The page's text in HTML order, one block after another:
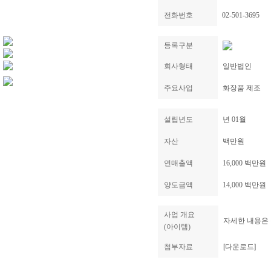
전화번호 02-501-3695
등록구분
회사형태 일반법인
주요사업 화장품 제조
설립년도 년 01월
자산 백만원
연매출액 16,000 백만원
양도금액 14,000 백만원
사업 개요
(아이템)
자세한 내용은
첨부자료 [다운로드]